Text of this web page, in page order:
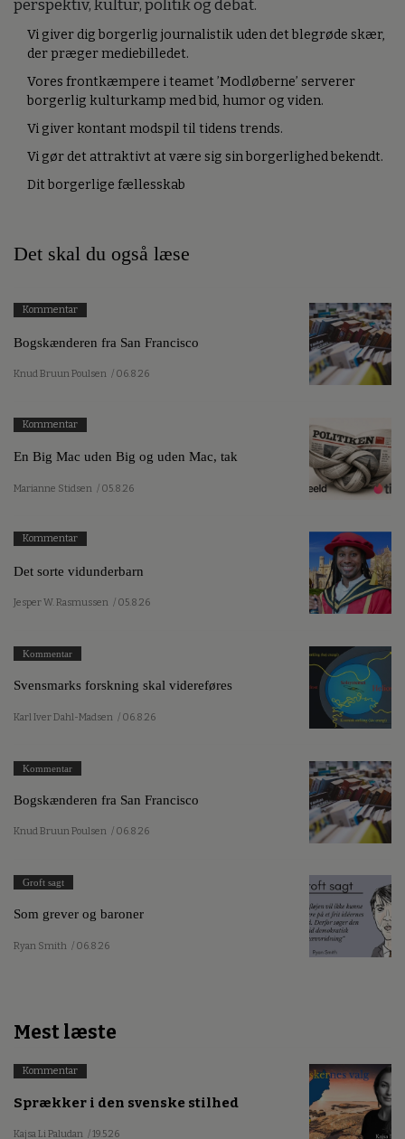
perspektiv, kultur, politik og debat.
Vi giver dig borgerlig journalistik uden det blegrøde skær,
der præger mediebilledet.
Vores frontkæmpere i teamet ’Modløberne’ serverer
borgerlig kulturkamp med bid, humor og viden.
Vi giver kontant modspil til tidens trends.
Vi gør det attraktivt at være sig sin borgerlighed bekendt.
Dit borgerlige fællesskab
Det skal du også læse
Kommentar
Bogskænderen fra San Francisco
Knud Bruun Poulsen / 06.8.26
Kommentar
En Big Mac uden Big og uden Mac, tak
Marianne Stidsen / 05.8.26
Kommentar
Det sorte vidunderbarn
Jesper W. Rasmussen / 05.8.26
Kommentar
Svensmarks forskning skal videreføres
Karl Iver Dahl-Madsen / 06.8.26
Kommentar
Bogskænderen fra San Francisco
Knud Bruun Poulsen / 06.8.26
Groft sagt
Som grever og baroner
Ryan Smith / 06.8.26
Mest læste
Kommentar
Sprækker i den svenske stilhed
Kajsa Li Paludan / 19.5.26